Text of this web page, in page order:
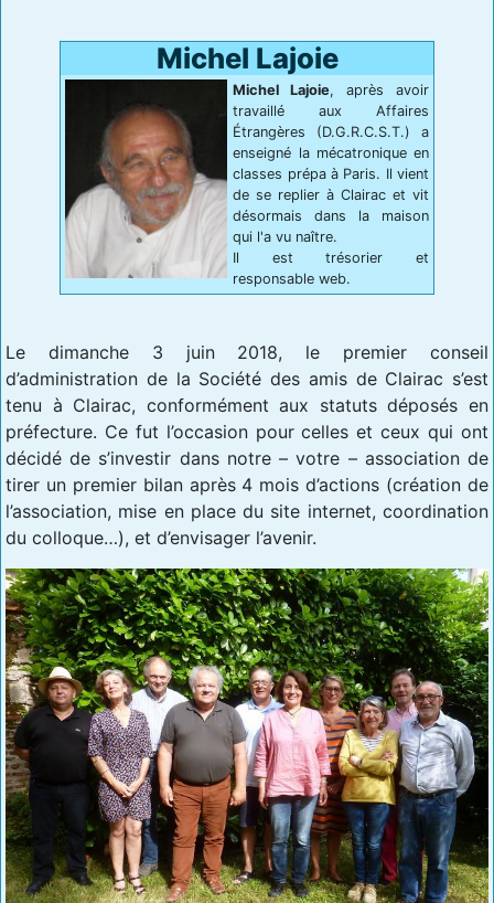
Michel Lajoie
Michel Lajoie, après avoir
travaillé aux Affaires
Étrangères (D.G.R.C.S.T.) a
enseigné la mécatronique en
classes prépa à Paris. Il vient
de se replier à Clairac et vit
désormais dans la maison
qui l'a vu naître.
Il est trésorier et
responsable web.
Le dimanche 3 juin 2018, le premier conseil
d’administration de la Société des amis de Clairac s’est
tenu à Clairac, conformément aux statuts déposés en
préfecture. Ce fut l’occasion pour celles et ceux qui ont
décidé de s’investir dans notre – votre – association de
tirer un premier bilan après 4 mois d’actions (création de
l’association, mise en place du site internet, coordination
du colloque…), et d’envisager l’avenir.